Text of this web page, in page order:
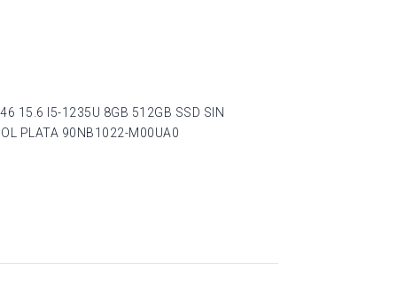
15.6 I5-1235U 8GB 512GB SSD SIN
PLATA 90NB1022-M00UA0